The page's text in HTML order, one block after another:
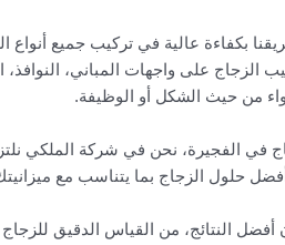
بكفاءة عالية في تركيب جميع
على واجهات المباني، النوافذ،
من حيث الشكل أو الوظيفة.
الفجيرة، نحن في شركة الملكي
حلول الزجاج بما يتناسب مع
أفضل النتائج، من القياس الدقيق